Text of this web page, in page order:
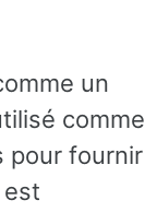
un
comme
pour fournir